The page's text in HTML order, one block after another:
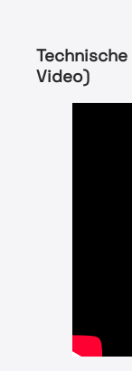
Video)